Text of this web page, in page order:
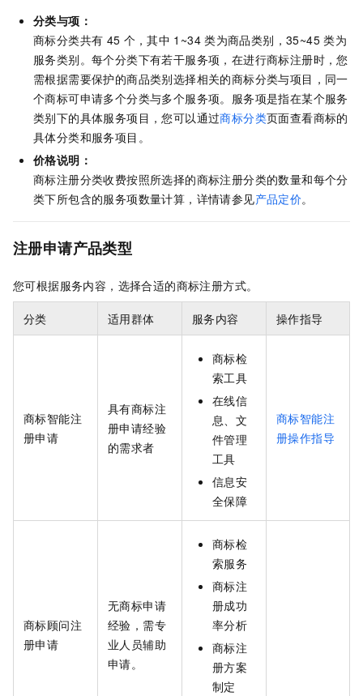
分类与项：
商标分类共有 45 个，其中 1~34 类为商品类别，35~45 类为
服务类别。每个分类下有若干服务项，在进行商标注册时，您
需根据需要保护的商品类别选择相关的商标分类与项目，同一
个商标可申请多个分类与多个服务项。服务项是指在某个服务
类别下的具体服务项目，您可以通过商标分类页面查看商标的
具体分类和服务项目。
价格说明：
商标注册分类收费按照所选择的商标注册分类的数量和每个分
类下所包含的服务项数量计算，详情请参见产品定价。
注册申请产品类型
您可根据服务内容，选择合适的商标注册方式。
分类 适用群体 服务内容 操作指导
商标智能注
册申请
具有商标注
册申请经验
的需求者
商标检
索工具
在线信
息、文
件管理
工具
信息安
全保障
商标智能注
册操作指导
商标顾问注
册申请
无商标申请
经验，需专
业人员辅助
申请。
商标检
索服务
商标注
册成功
率分析
商标注
册方案
制定